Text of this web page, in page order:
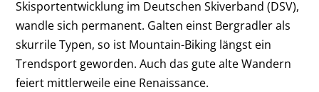
Skisportentwicklung im Deutschen Skiverband (DSV),
wandle sich permanent. Galten einst Bergradler als
skurrile Typen, so ist Mountain-Biking längst ein
Trendsport geworden. Auch das gute alte Wandern
feiert mittlerweile eine Renaissance.